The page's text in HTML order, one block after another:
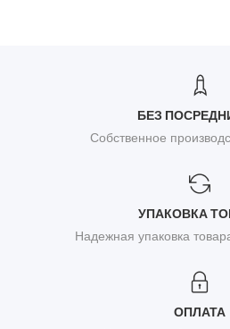
БЕЗ
Собственное
УПАКОВКА
Надежная упаковка
ОПЛАТА